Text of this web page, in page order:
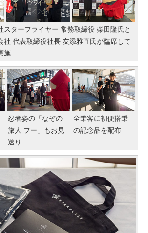
スターフライヤー 常務取締役 柴田隆氏と
社 代表取締役社長 友添雅直氏が臨席して
施
忍者姿の「なぞの
旅人 フー」もお見
送り
全乗客に初便搭乗
の記念品を配布